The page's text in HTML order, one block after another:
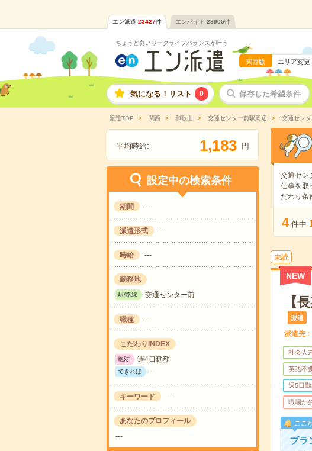
エン派遣 23427件 エンバイト 28905件
ちょうど良いワークライフバランスが叶う
関西版 エリア変更
気になる！リスト 0 保存した希望条件
派遣TOP 関西 和歌山 交通センター前駅周辺 交通セン
平均時給: 1,183 円
設定中の検索条件
期間 ---
派遣形式 ---
時給 ---
勤務地
駅/路線 交通センター前
職種 ---
こだわりINDEX
絶対 週4日勤務
できれば ---
キーワード ---
あなたのプロフィール
---
交通セン
仕事を取
だわり条
4 件中
未読
NEW
【
派遣
派遣先
社会人
英語不
週5日
職場が
ここ
ブラ